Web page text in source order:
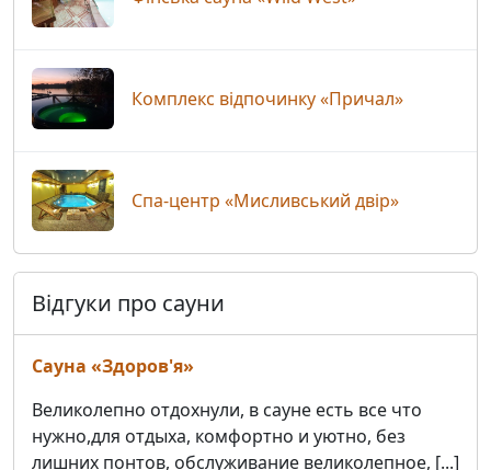
Комплекс відпочинку «Причал»
Спа-центр «Мисливський двір»
Відгуки про сауни
Сауна «Здоров'я»
Великолепно отдохнули, в сауне есть все что
нужно,для отдыха, комфортно и уютно, без
лишних понтов, обслуживание великолепное, [...]